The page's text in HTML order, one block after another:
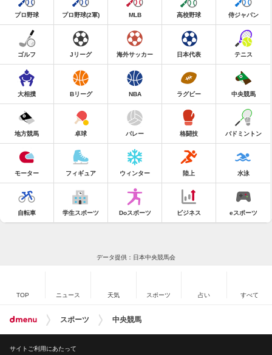
プロ野球 プロ野球(2軍) MLB 高校野球 侍ジャパン
ゴルフ Jリーグ 海外サッカー 日本代表 テニス
大相撲 Bリーグ NBA ラグビー 中央競馬
地方競馬 卓球 バレー 格闘技 バドミントン
モーター フィギュア ウィンター 陸上 水泳
自転車 学生スポーツ Doスポーツ ビジネス eスポーツ
データ提供：日本中央競馬会
TOP ニュース 天気 スポーツ 占い すべて
スポーツ 中央競馬
サイトご利用にあたって